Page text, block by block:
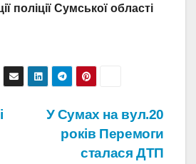
поліції Сумської області
У Сумах на вул.20
років Перемоги
сталася ДТП